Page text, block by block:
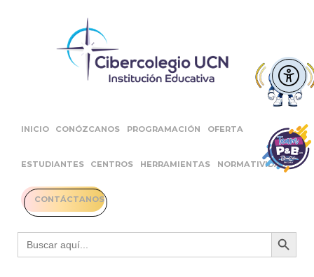
INICIO CONÓZCANOS PROGRAMACIÓN OFERTA
ESTUDIANTES CENTROS HERRAMIENTAS NORMATIVIDAD
CONTÁCTANOS
Buscar: Botón